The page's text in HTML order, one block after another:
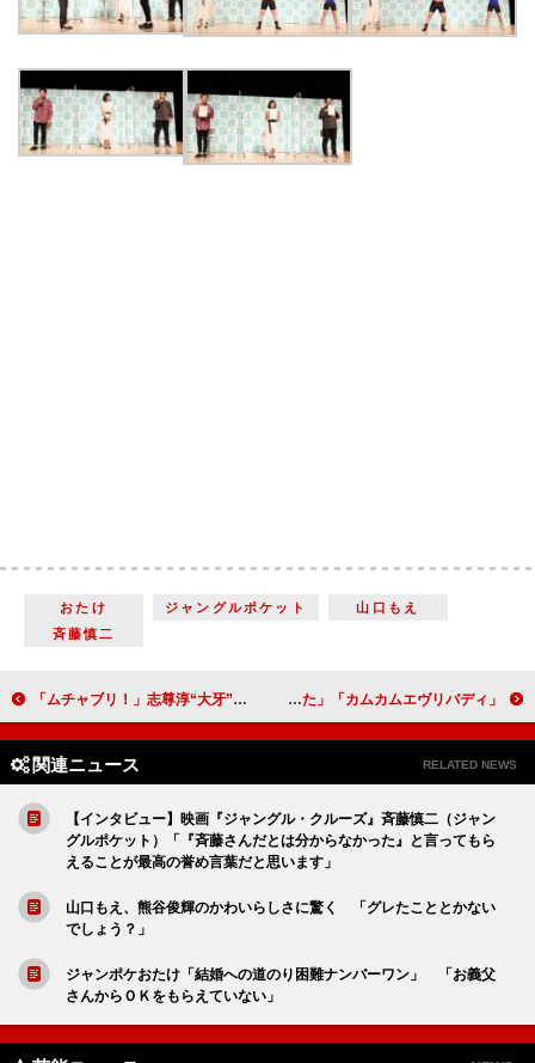
おたけ ジャングルポケット
山口もえ
斉藤慎二
「ムチャブリ！」志尊淳“大牙”の“奇襲”にキュン 「身長差のある包み込むハグ、たまらなく好き」 「カムカムエヴリバディ」恋人同士になったひなたと五十嵐を視聴者が祝福 「そのせりふで告白はずるい！」「プロポーズに聞こえました」
関連ニュース RELATED NEWS
【インタビュー】映画『ジャングル・クルーズ』斉藤慎二（ジャン
グルポケット）「『斉藤さんだとは分からなかった』と言ってもら
えることが最高の誉め言葉だと思います」
山口もえ、熊谷俊輝のかわいらしさに驚く 「グレたこととかない
でしょう？」
ジャンポケおたけ「結婚への道のり困難ナンバーワン」 「お義父
さんからＯＫをもらえていない」